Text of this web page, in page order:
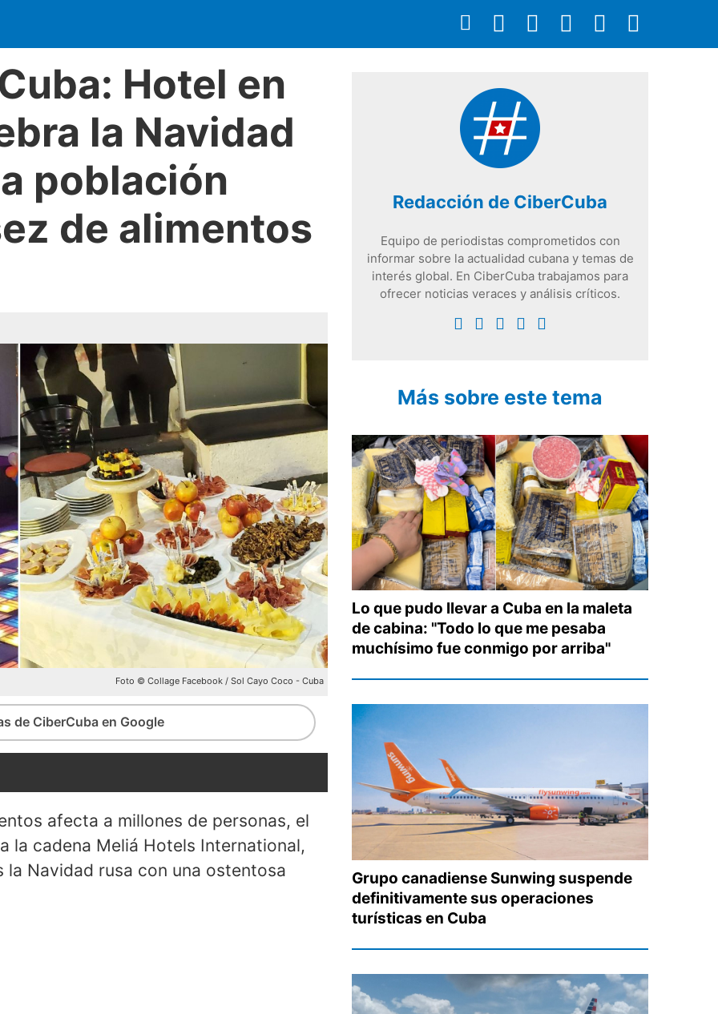
Hotel en
la Navidad
población
de alimentos
Foto © Collage Facebook / Sol Cayo Coco - Cuba
de CiberCuba en Google
afecta a millones de personas, el
la cadena Meliá Hotels International,
la Navidad rusa con una ostentosa
Redacción de CiberCuba
Equipo de periodistas comprometidos con
informar sobre la actualidad cubana y temas de
interés global. En CiberCuba trabajamos para
ofrecer noticias veraces y análisis críticos.
Más sobre este tema
Lo que pudo llevar a Cuba en la maleta
de cabina: "Todo lo que me pesaba
muchísimo fue conmigo por arriba"
Grupo canadiense Sunwing suspende
definitivamente sus operaciones
turísticas en Cuba